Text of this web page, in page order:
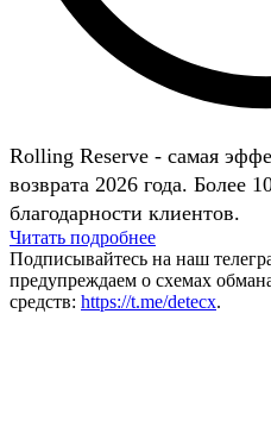
Rolling Reserve - самая
возврата 2026 года. Более
благодарности клиентов.
Читать подробнее
Подписывайтесь на наш
предупреждаем о схемах
средств: https://t.me/detecx.